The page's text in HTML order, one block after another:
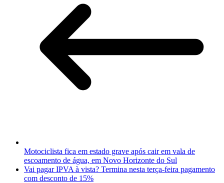
Motociclista fica em estado grave após cair em vala de
escoamento de água, em Novo Horizonte do Sul
Vai pagar IPVA à vista? Termina nesta terça-feira pagamento
com desconto de 15%